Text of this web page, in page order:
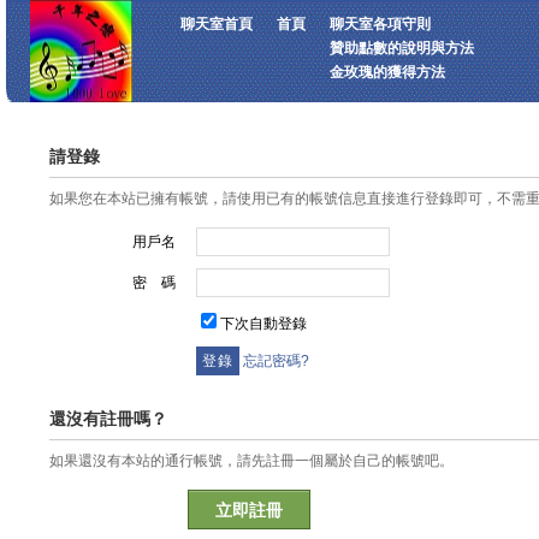
聊天室首頁 首頁
聊天室各項守則
贊助點數的說明與方法
金玫瑰的獲得方法
請登錄
如果您在本站已擁有帳號，請使用已有的帳號信息直接進行登錄即可，不需
用戶名
密 碼
下次自動登錄
忘記密碼?
還沒有註冊嗎？
如果還沒有本站的通行帳號，請先註冊一個屬於自己的帳號吧。
立即註冊